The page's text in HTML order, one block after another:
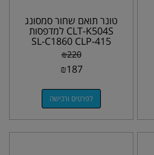
טונר תואם שחור סמסונג
CLT-K504S למדפסות
SL-C1860 CLP-415
CLX-4195
₪220
₪187
לפרטים ורכישה